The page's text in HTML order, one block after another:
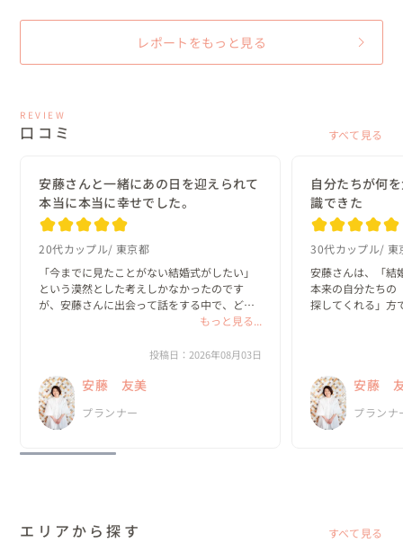
レポートをもっと見る
REVIEW
口コミ すべて見る
安藤さんと一緒にあの日を迎えられて
本当に本当に幸せでした。
20代カップル 東京都
「今までに見たことがない結婚式がしたい」
という漠然とした考えしかなかったのです
が、安藤さんに出会って話をする中で、どん
な一日にしたいのか？がどんどん具体的にな
ったことを、安藤さんは「何として...
もっと見る...
投稿日：2026年08月03日
安藤 友美
プランナー
自分たちが何
識できた
30代カップル 東
安藤さんは、「結
本来の自分たちの
探してくれる」方
新郎・新婦に招待
の、ほと...
安藤
プランナ
エリアから探す すべて見る